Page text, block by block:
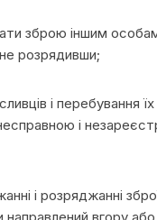
зброю іншим
розрядивши;
і перебування їх
і
і розряджанні